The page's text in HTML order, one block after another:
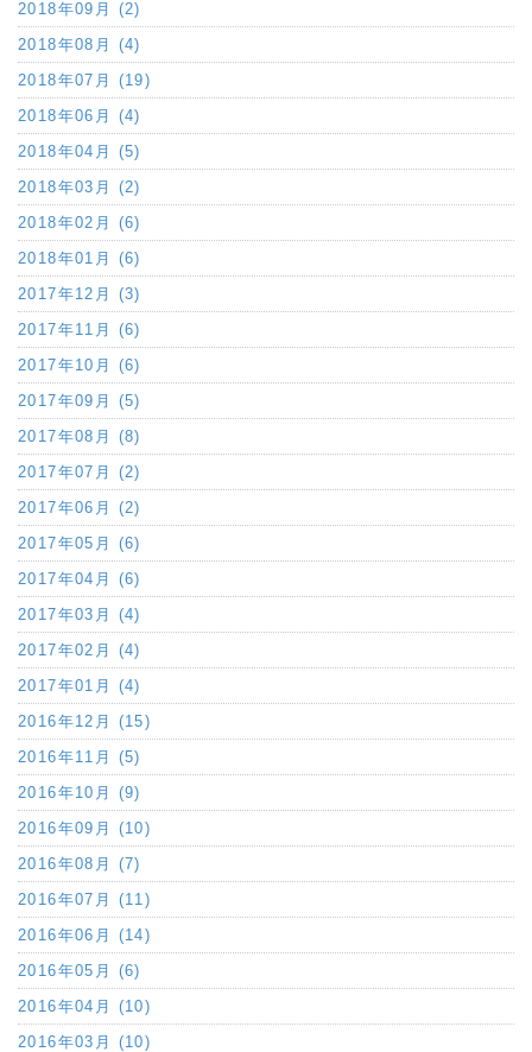
2018年09月 (2)
2018年08月 (4)
2018年07月 (19)
2018年06月 (4)
2018年04月 (5)
2018年03月 (2)
2018年02月 (6)
2018年01月 (6)
2017年12月 (3)
2017年11月 (6)
2017年10月 (6)
2017年09月 (5)
2017年08月 (8)
2017年07月 (2)
2017年06月 (2)
2017年05月 (6)
2017年04月 (6)
2017年03月 (4)
2017年02月 (4)
2017年01月 (4)
2016年12月 (15)
2016年11月 (5)
2016年10月 (9)
2016年09月 (10)
2016年08月 (7)
2016年07月 (11)
2016年06月 (14)
2016年05月 (6)
2016年04月 (10)
2016年03月 (10)